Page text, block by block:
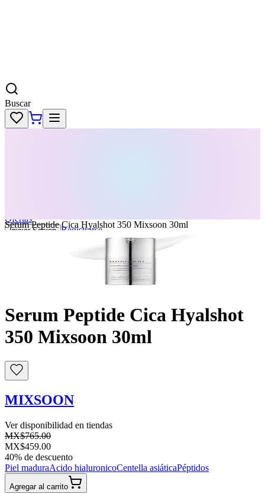
Buscar
Ofertas
Iniciar Sesion Registrarse
Serum Peptide Cica Hyalshot 350 Mixsoon 30ml
Serum Peptide Cica Hyalshot
350 Mixsoon 30ml
MIXSOON
Ver disponibilidad en tiendas
MX$765.00
MX$459.00
40% de descuento
Piel maduraAcido hialuronicoCentella asiáticaPéptidos
Agregar al carrito